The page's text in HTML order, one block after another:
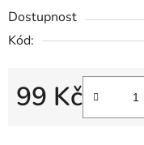
Dostupnost
Kód:
99 Kč
Měrná cena: